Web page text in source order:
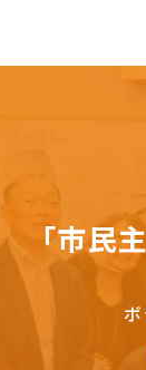
「市民